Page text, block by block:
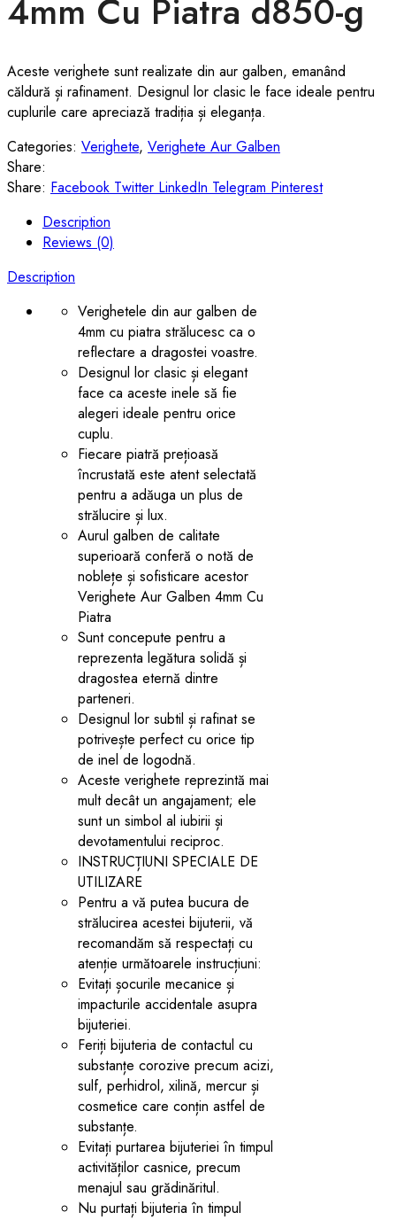
4mm Cu Piatra d850-g
Aceste verighete sunt realizate din aur galben, emanând
căldură și rafinament. Designul lor clasic le face ideale pentru
cuplurile care apreciază tradiția și eleganța.
Categories: Verighete, Verighete Aur Galben
Share:
Share: Facebook Twitter LinkedIn Telegram Pinterest
Description
Reviews (0)
Description
Verighetele din aur galben de
4mm cu piatra strălucesc ca o
reflectare a dragostei voastre.
Designul lor clasic și elegant
face ca aceste inele să fie
alegeri ideale pentru orice
cuplu.
Fiecare piatră prețioasă
încrustată este atent selectată
pentru a adăuga un plus de
strălucire și lux.
Aurul galben de calitate
superioară conferă o notă de
noblețe și sofisticare acestor
Verighete Aur Galben 4mm Cu
Piatra
Sunt concepute pentru a
reprezenta legătura solidă și
dragostea eternă dintre
parteneri.
Designul lor subtil și rafinat se
potrivește perfect cu orice tip
de inel de logodnă.
Aceste verighete reprezintă mai
mult decât un angajament; ele
sunt un simbol al iubirii și
devotamentului reciproc.
INSTRUCȚIUNI SPECIALE DE
UTILIZARE
Pentru a vă putea bucura de
strălucirea acestei bijuterii, vă
recomandăm să respectați cu
atenție următoarele instrucțiuni:
Evitați șocurile mecanice și
impacturile accidentale asupra
bijuteriei.
Feriți bijuteria de contactul cu
substanțe corozive precum acizi,
sulf, perhidrol, xilină, mercur și
cosmetice care conțin astfel de
substanțe.
Evitați purtarea bijuteriei în timpul
activităților casnice, precum
menajul sau grădinăritul.
Nu purtați bijuteria în timpul